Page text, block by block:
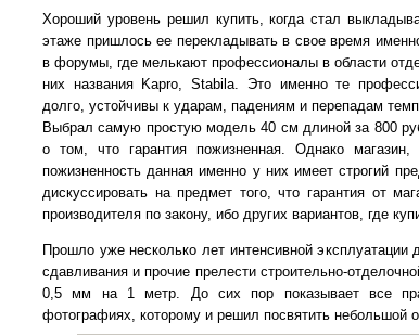
Хороший уровень решил купить, когда стал
этаже пришлось ее перекладывать в свое время
в форумы, где мелькают профессионалы в области
них названия Kapro, Stabila. Это именно те
долго, устойчивы к ударам, падениям и перепадам
Выбрал самую простую модель 40 см длиной за 800
о том, что гарантия пожизненная. Однако
пожизненность данная именно у них имеет строгий
дискуссировать на предмет того, что гарантия от
производителя по закону, ибо других вариантов, где
Прошло уже несколько лет интенсивной эксплуатации
сдавливания и прочие прелести строительно-
0,5 мм на 1 метр. До сих пор показывает все
фотографиях, которому и решил посвятить небольшой